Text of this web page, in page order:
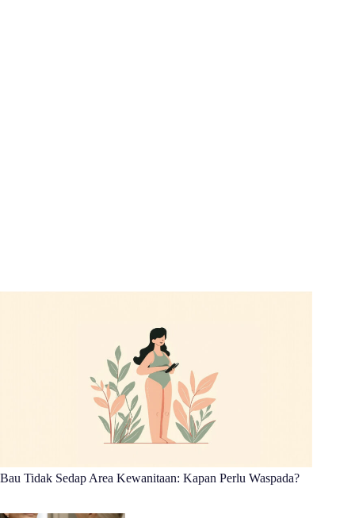
Bau Tidak Sedap Area Kewanitaan: Kapan Perlu Waspada?